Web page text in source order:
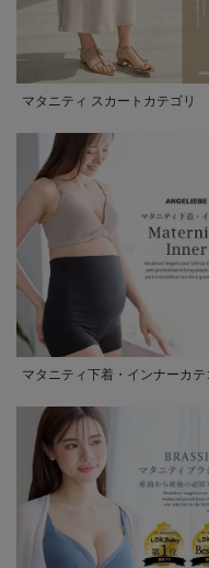
マタニティ スカートカテゴリ
マタニティ下着・インナーカテ